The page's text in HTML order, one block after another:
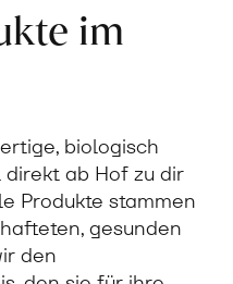
im
biologisch
ab Hof zu dir
Produkte stammen
gesunden
den